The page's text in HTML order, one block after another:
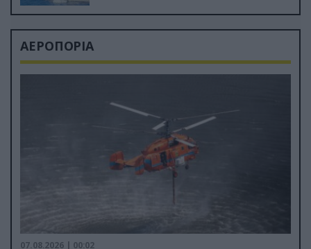
ΑΕΡΟΠΟΡΙΑ
07.08.2026 | 00:02